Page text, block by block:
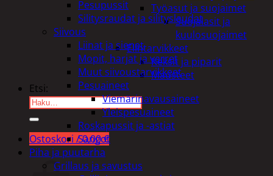
Työasut ja suojaimet
Suojalasit ja
kuulosuojaimet
Elintarvikkeet
Keksit ja piparit
Mausteet
Etsi:
Ostoskori /0,00€
Ostoskori
Pesupussit
Silitysraudat ja silityslaudat
Siivous
Liinat ja sienet
Mopit, harjat ja varret
Muut siivoustarvikkeet
Pesuaineet
Viemärinavausaineet
Yleispesuaineet
Roskapussit ja -astiat
Sangot
Piha ja puutarha
Grillaus ja savustus